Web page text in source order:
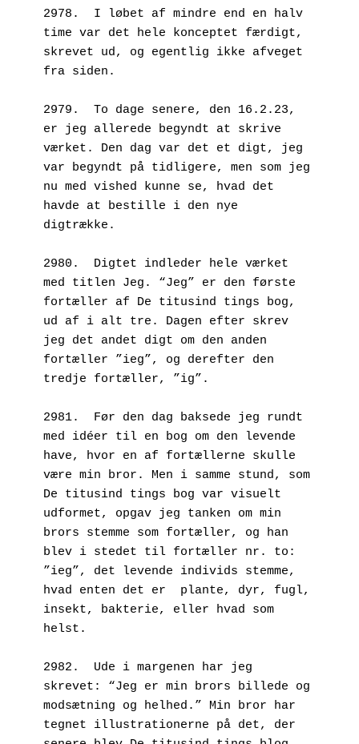
2978.  I løbet af mindre end en halv
time var det hele konceptet færdigt,
skrevet ud, og egentlig ikke afveget
fra siden.
2979.  To dage senere, den 16.2.23,
er jeg allerede begyndt at skrive
værket. Den dag var det et digt, jeg
var begyndt på tidligere, men som jeg
nu med vished kunne se, hvad det
havde at bestille i den nye
digtrække.
2980.  Digtet indleder hele værket
med titlen Jeg. “Jeg” er den første
fortæller af De titusind tings bog,
ud af i alt tre. Dagen efter skrev
jeg det andet digt om den anden
fortæller ”ieg”, og derefter den
tredje fortæller, ”ig”.
2981.  Før den dag baksede jeg rundt
med idéer til en bog om den levende
have, hvor en af fortællerne skulle
være min bror. Men i samme stund, som
De titusind tings bog var visuelt
udformet, opgav jeg tanken om min
brors stemme som fortæller, og han
blev i stedet til fortæller nr. to:
”ieg”, det levende individs stemme,
hvad enten det er  plante, dyr, fugl,
insekt, bakterie, eller hvad som
helst.
2982.  Ude i margenen har jeg
skrevet: “Jeg er min brors billede og
modsætning og helhed.” Min bror har
tegnet illustrationerne på det, der